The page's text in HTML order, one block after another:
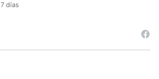
días